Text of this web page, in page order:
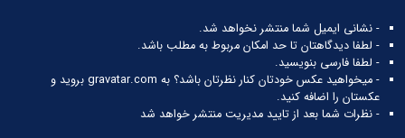
- نشانی ایمیل شما منتشر نخواهد شد.
- لطفا دیدگاهتان تا حد امکان مربوط به مطلب باشد.
- لطفا فارسی بنویسید.
- میخواهید عکس خودتان کنار نظرتان باشد؟ به gravatar.com بروید و
عکستان را اضافه کنید.
- نظرات شما بعد از تایید مدیریت منتشر خواهد شد